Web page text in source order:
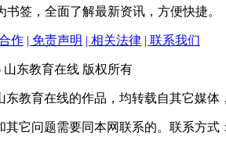
书签，全面了解最新资讯，方便快捷。
作 | 免责声明 | 相关法律 | 联系我们
山东教育在线 版权所有
教育在线的作品，均转载自其它媒体
它问题需要同本网联系的。联系方式：